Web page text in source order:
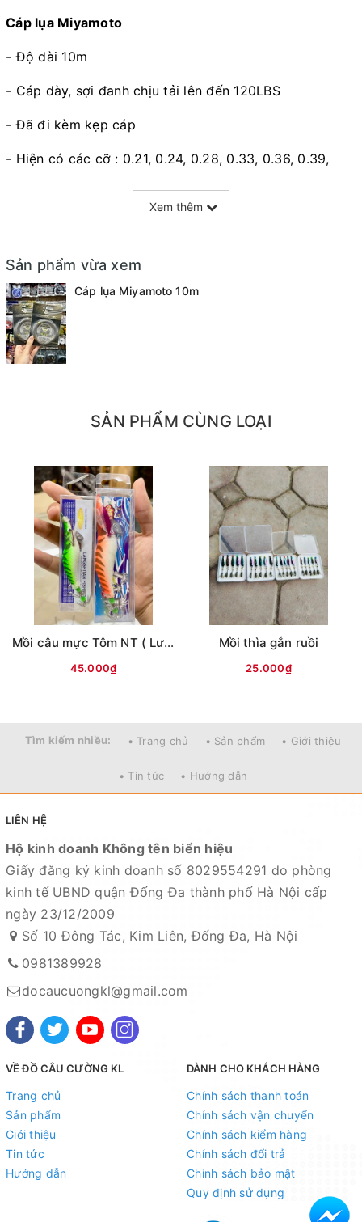
Cáp lụa Miyamoto
- Độ dài 10m
- Cáp dày, sợi đanh chịu tải lên đến 120LBS
- Đã đi kèm kẹp cáp
- Hiện có các cỡ : 0.21, 0.24, 0.28, 0.33, 0.36, 0.39,
Xem thêm
Sản phẩm vừa xem
Cáp lụa Miyamoto 10m
SẢN PHẨM CÙNG LOẠI
Mồi câu mực Tôm NT ( Lưng vằn )
45.000₫
Mồi thìa gắn ruồi
25.000₫
Tìm kiếm nhiều: • Trang chủ • Sản phẩm • Giới thiệu
• Tin tức • Hướng dẫn
LIÊN HỆ
Hộ kinh doanh Không tên biển hiệu
Giấy đăng ký kinh doanh số 8029554291 do phòng
kinh tế UBND quận Đống Đa thành phố Hà Nội cấp
ngày 23/12/2009
Số 10 Đông Tác, Kim Liên, Đống Đa, Hà Nội
0981389928
docaucuongkl@gmail.com
VỀ ĐỒ CÂU CƯỜNG KL
Trang chủ
Sản phẩm
Giới thiệu
Tin tức
Hướng dẫn
DÀNH CHO KHÁCH HÀNG
Chính sách thanh toán
Chính sách vận chuyển
Chính sách kiểm hàng
Chính sách đổi trả
Chính sách bảo mật
Quy định sử dụng